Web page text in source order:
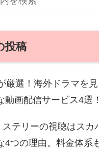
投稿
厳選！海外ドラマを
動画配信サービス4選！
ステリーの視聴はスカ
4つの理由。料金体系